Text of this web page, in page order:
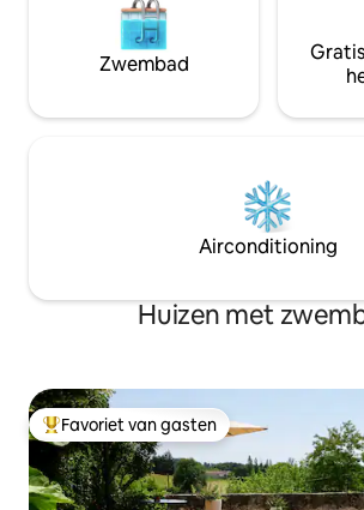
Zwembad
Airconditioning
Huizen met
Topfavoriet van gasten
Favoriet van gasten